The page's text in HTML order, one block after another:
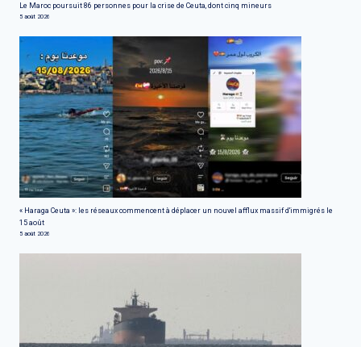
Le Maroc poursuit 86 personnes pour la crise de Ceuta, dont cinq mineurs
5 août 2026
« Haraga Ceuta »: les réseaux commencent à déplacer un nouvel afflux massif d'immigrés le
15 août
5 août 2026